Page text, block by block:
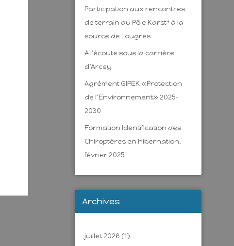
Participation aux rencontres
de terrain du Pôle Karst* à la
source de Lougres
A l’écoute sous la carrière
d’Arcey
Agrément GIPEK «Protection
de l’Environnement» 2025-
2030
Formation Identification des
Chiroptères en hibernation,
février 2025
Archives
juillet 2026 (1)